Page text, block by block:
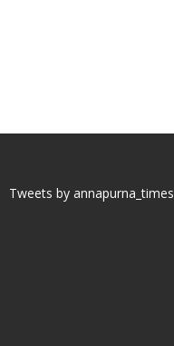
Tweets by annapurna_times